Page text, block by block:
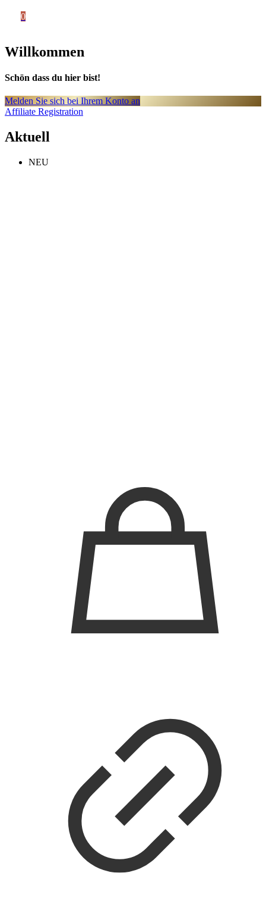
0
Willkommen
Schön dass du hier bist!
Melden Sie sich bei Ihrem Konto an
Affiliate Registration
Aktuell
NEU